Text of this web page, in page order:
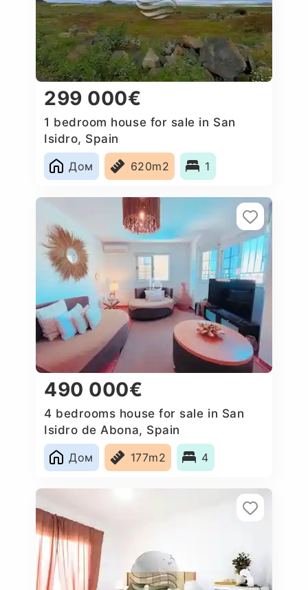
299 000€
1 bedroom house for sale in San
Isidro, Spain
Дом
620m2 1
490 000€
4 bedrooms house for sale in San
Isidro de Abona, Spain
Дом
177m2 4